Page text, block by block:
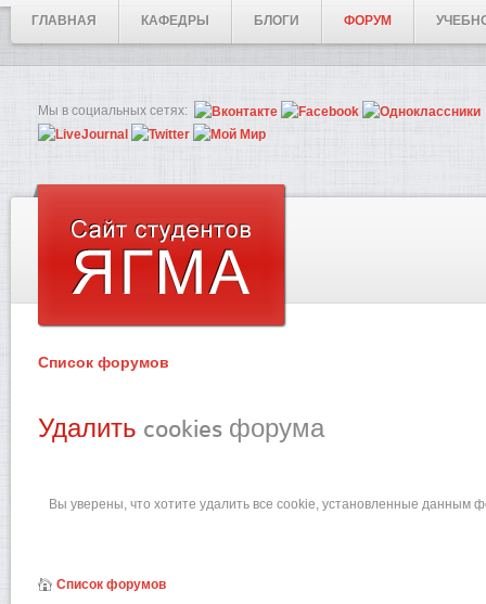
ГЛАВНАЯ КАФЕДРЫ БЛОГИ ФОРУМ
Мы в социальных сетях:
Список форумов
Удалить cookies форума
Вы уверены, что хотите удалить все cookie, установленные данным
Список форумов